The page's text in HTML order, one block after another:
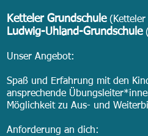
Ketteler Grundschule(Ketteler
Ludwig-Uhland-Grundschule
Unser Angebot:
Spaß und Erfahrung mit den
ansprechende
Möglichkeit zu Aus- und
Anforderung an dich: